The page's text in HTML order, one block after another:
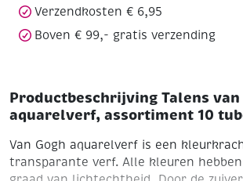
aantal
Verzendkosten € 6,95
Boven € 99,- gratis verzending
Productbeschrijving Talens van
aquarelverf, assortiment 10
Van Gogh aquarelverf is een
transparante verf. Alle kleuren